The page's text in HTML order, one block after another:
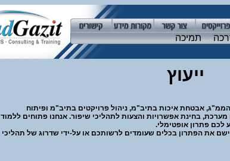
תמיכה
ייעוץ
אבטחת איכות בתיב"מ, ניהול פרויקטים בתיב"מ ופיתוח
בחינת אפשרויות והצעות לתהליכי שיפור. אנחנו פתוחים ללמוד
לכם פתרון אופטימלי.
את הפתרון בכלים שעומדים לרשותכם או על-ידי שדרוג של תהליכי